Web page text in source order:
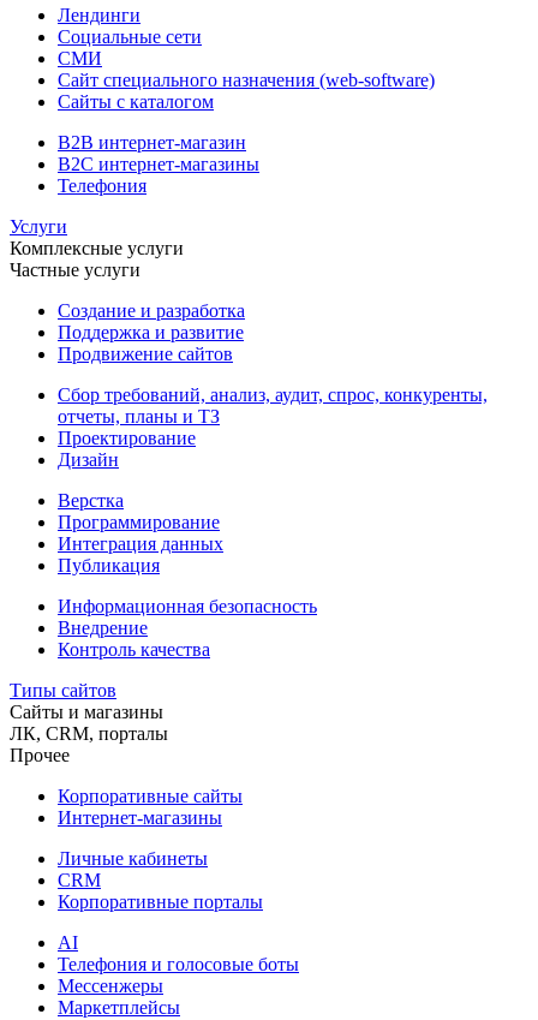
Лендинги
Социальные сети
СМИ
Сайт специального назначения (web-software)
Сайты с каталогом
B2B интернет-магазин
B2C интернет-магазины
Телефония
Услуги
Комплексные услуги
Частные услуги
Создание и разработка
Поддержка и развитие
Продвижение сайтов
Сбор требований, анализ, аудит, спрос, конкуренты,
отчеты, планы и ТЗ
Проектирование
Дизайн
Верстка
Программирование
Интеграция данных
Публикация
Информационная безопасность
Внедрение
Контроль качества
Типы сайтов
Сайты и магазины
ЛК, CRM, порталы
Прочее
Корпоративные сайты
Интернет-магазины
Личные кабинеты
CRM
Корпоративные порталы
AI
Телефония и голосовые боты
Мессенжеры
Маркетплейсы